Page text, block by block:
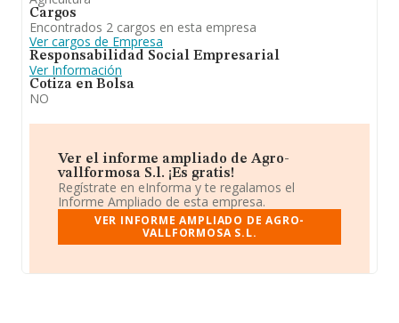
Cargos
Encontrados 2 cargos en esta empresa
Ver cargos de Empresa
Responsabilidad Social Empresarial
Ver Información
Cotiza en Bolsa
NO
Ver el informe ampliado de Agro-
vallformosa S.l. ¡Es gratis!
Regístrate en eInforma y te regalamos el
Informe Ampliado de esta empresa.
VER INFORME AMPLIADO DE AGRO-
VALLFORMOSA S.L.